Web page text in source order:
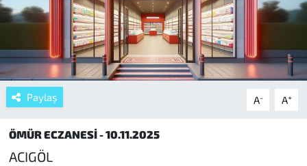
Paylaş A- A+
ÖMÜR ECZANESİ - 10.11.2025
ACIGÖL